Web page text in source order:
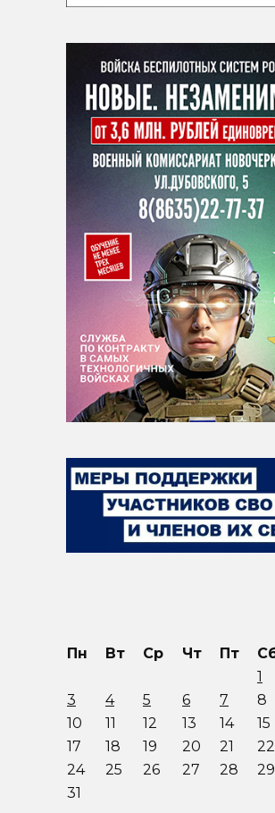
Пн Вт Ср Чт Пт
1
3
4 5 6 7 8
10
11 12 13 14 15
17
18 19 20 21 22
24
25 26 27 28 29
31